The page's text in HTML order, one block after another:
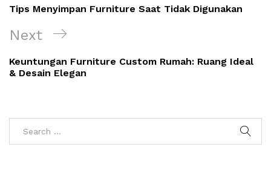
Post
Tips Menyimpan Furniture Saat Tidak Digunakan
Next
Post
Next
Keuntungan Furniture Custom Rumah: Ruang Ideal
& Desain Elegan